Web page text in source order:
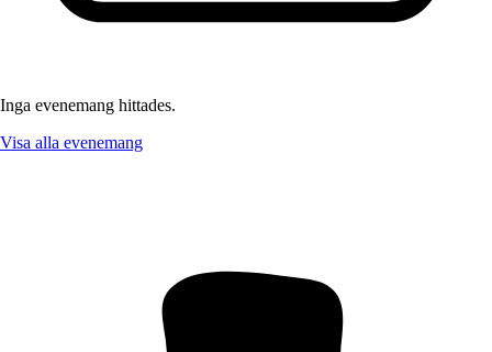
Inga evenemang hittades.
Visa alla evenemang